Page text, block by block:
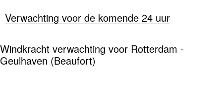
Verwachting voor de komende 24 uur
Windkracht verwachting voor Rotterdam -
Geulhaven (Beaufort)